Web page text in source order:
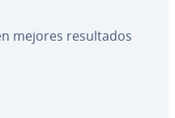
mejores re­su­l­ta­dos